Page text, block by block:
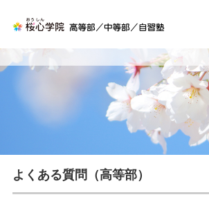
桜心
ホーム
中等部
自習塾
お問い合わせ
よくある質問（高等部）